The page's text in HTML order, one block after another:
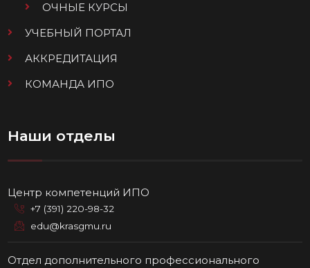
ОЧНЫЕ КУРСЫ
УЧЕБНЫЙ ПОРТАЛ
АККРЕДИТАЦИЯ
КОМАНДА ИПО
Наши отделы
Центр компетенций ИПО
+7 (391) 220-98-32
edu@krasgmu.ru
Отдел дополнительного профессионального